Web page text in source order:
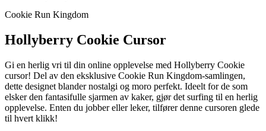
Cookie Run Kingdom
Hollyberry Cookie Cursor
Gi en herlig vri til din online opplevelse med Hollyberry Cookie
cursor! Del av den eksklusive Cookie Run Kingdom-samlingen,
dette designet blander nostalgi og moro perfekt. Ideelt for de som
elsker den fantasifulle sjarmen av kaker, gjør det surfing til en herlig
opplevelse. Enten du jobber eller leker, tilfører denne cursoren glede
til hvert klikk!